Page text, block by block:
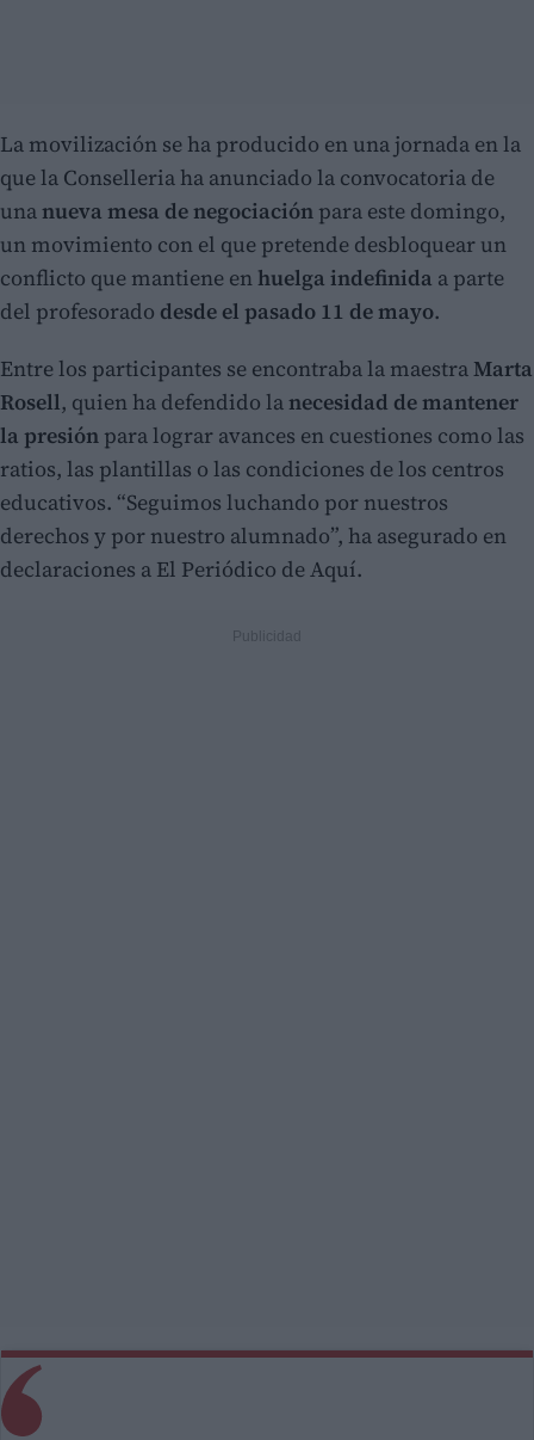
La movilización se ha producido en una jornada en la
que la Conselleria ha anunciado la convocatoria de
unanueva mesa de negociación para este domingo,
un movimiento con el que pretende desbloquear un
conflicto que mantiene enhuelga indefinida a parte
del profesorado desde el pasado 11 de mayo.
Entre los participantes se encontraba la maestraMarta
Rosell, quien ha defendido lanecesidad de mantener
la presión para lograr avances en cuestiones como las
ratios, las plantillas o las condiciones de los centros
educativos. “Seguimos luchando por nuestros
derechos y por nuestro alumnado”, ha asegurado en
declaraciones a El Periódico de Aquí.